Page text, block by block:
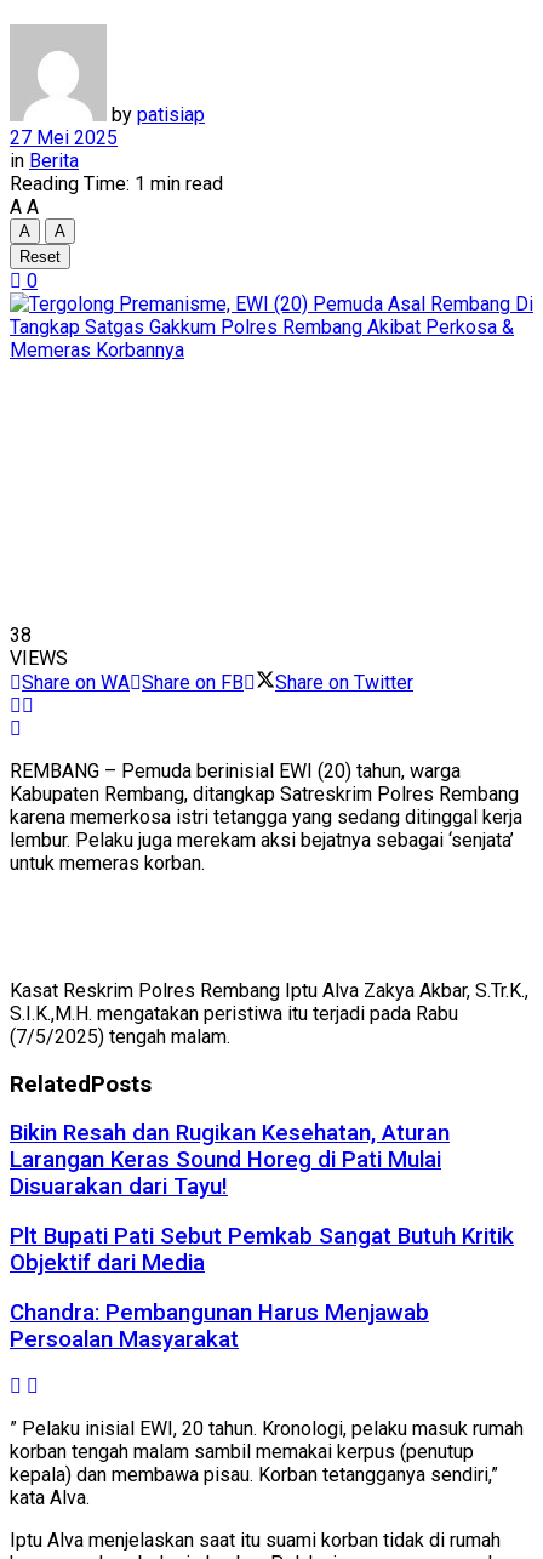
by patisiap
27 Mei 2025
in Berita
Reading Time: 1 min read
A A
A
A
Reset
0
38
VIEWS
Share on WA Share on FB Share on Twitter
REMBANG – Pemuda berinisial EWI (20) tahun, warga
Kabupaten Rembang, ditangkap Satreskrim Polres Rembang
karena memerkosa istri tetangga yang sedang ditinggal kerja
lembur. Pelaku juga merekam aksi bejatnya sebagai ‘senjata’
untuk memeras korban.
Kasat Reskrim Polres Rembang Iptu Alva Zakya Akbar, S.Tr.K.,
S.I.K.,M.H. mengatakan peristiwa itu terjadi pada Rabu
(7/5/2025) tengah malam.
RelatedPosts
Bikin Resah dan Rugikan Kesehatan, Aturan
Larangan Keras Sound Horeg di Pati Mulai
Disuarakan dari Tayu!
Plt Bupati Pati Sebut Pemkab Sangat Butuh Kritik
Objektif dari Media
Chandra: Pembangunan Harus Menjawab
Persoalan Masyarakat
” Pelaku inisial EWI, 20 tahun. Kronologi, pelaku masuk rumah
korban tengah malam sambil memakai kerpus (penutup
kepala) dan membawa pisau. Korban tetangganya sendiri,”
kata Alva.
Iptu Alva menjelaskan saat itu suami korban tidak di rumah